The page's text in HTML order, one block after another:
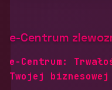
e-Centrum
e-Centrum:
Twojej